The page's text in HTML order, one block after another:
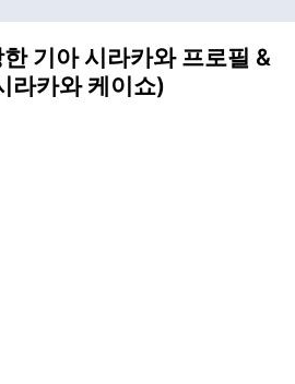
기아 시라카와 프로필 &
라카와 케이쇼)